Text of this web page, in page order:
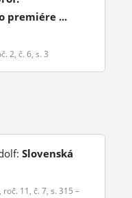
premiére ...
2, č. 6, s. 3
Slovenská
11, č. 7, s. 315 –